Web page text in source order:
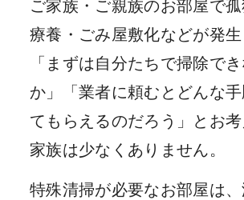
ご家族・ご親族のお部屋で
療養・ごみ屋敷化などが発生
「まずは自分たちで掃除で
か」「業者に頼むとどんな
てもらえるのだろう」とお
家族は少なくありません。
特殊清掃が必要なお部屋は